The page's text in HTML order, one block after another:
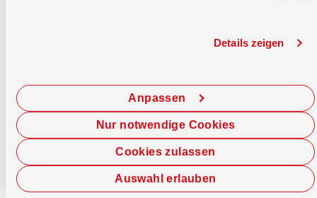
Details zeigen
Cookies zulassen
Anpassen
Auswahl erlauben
Nur notwendige Cookies
Jetzt chatten